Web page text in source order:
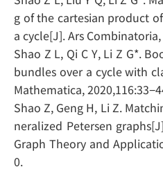
g of the cartesian product
a cycle[J]. Ars
Shao Z L, Qi C Y, Li Z G*.
bundles over a cycle with
Mathematica,
Shao Z, Geng H, Li Z.
neralized Petersen
Graph Theory and
0.